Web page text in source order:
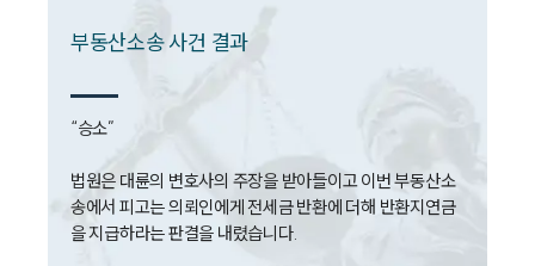
부동산소송 사건 결과
“승소”
법원은 대륜의 변호사의 주장을 받아들이고 이번 부동산소
송에서 피고는 의뢰인에게 전세금 반환에 더해 반환지연금
을 지급하라는 판결을 내렸습니다.